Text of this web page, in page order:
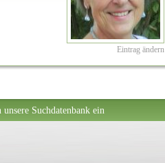
Eintrag ändern
Suchdatenbank ein